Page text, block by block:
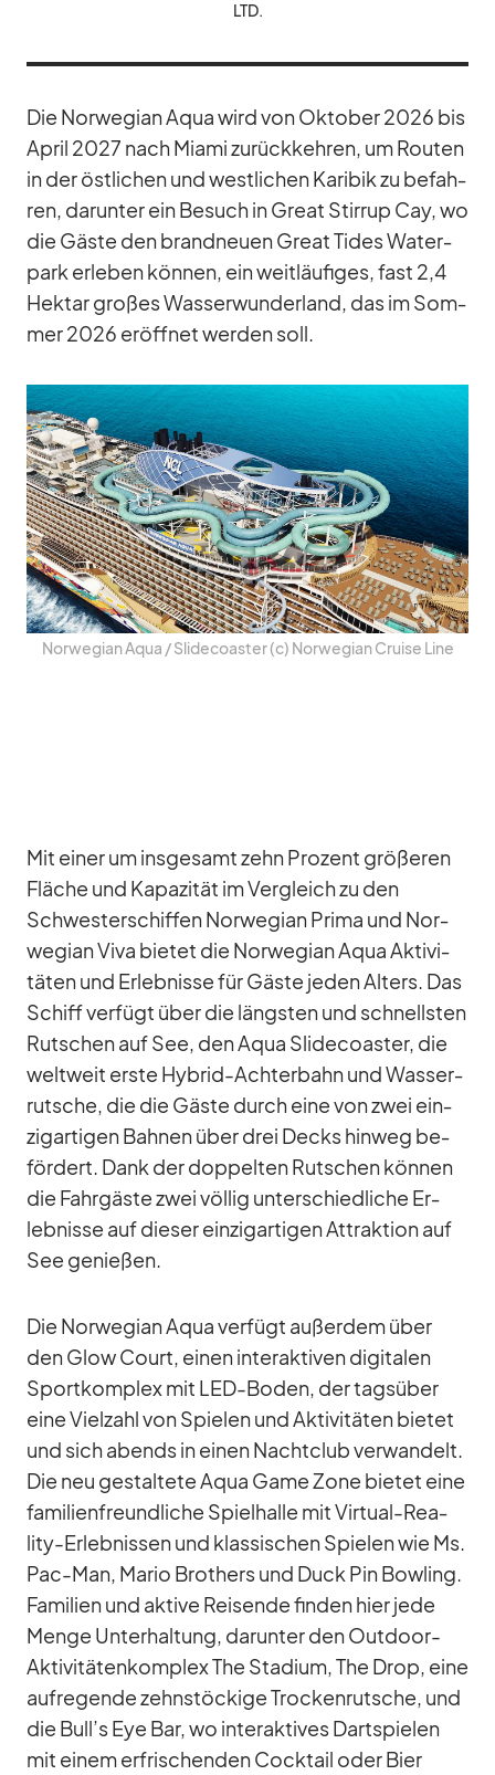
LTD.
Die Nor­we­gian Aqua wird von Ok­to­ber 2026 bis
April 2027 nach Mi­ami zu­rück­keh­ren, um Rou­ten
in der öst­li­chen und west­li­chen Ka­ri­bik zu be­fah­
ren, dar­un­ter ein Be­such in Great Stir­rup Cay, wo
die Gäste den brand­neuen Great Ti­des Wa­ter­
park er­le­ben kön­nen, ein weit­läu­fi­ges, fast 2,4
Hektar gro­ßes Was­ser­wun­der­land, das im Som­
mer 2026 er­öff­net wer­den soll.
Nor­we­gian Aqua /​ Slide­co­as­ter (c) Nor­we­gian Cruise Line
Mit ei­ner um ins­ge­samt zehn Pro­zent grö­ße­ren
Flä­che und Ka­pa­zi­tät im Ver­gleich zu den
Schwes­ter­schif­fen Nor­we­gian Prima und Nor­
we­gian Viva bie­tet die Nor­we­gian Aqua Ak­ti­vi­
tä­ten und Er­leb­nisse für Gäste je­den Al­ters. Das
Schiff ver­fügt über die längs­ten und schnells­ten
Rut­schen auf See, den Aqua Slide­co­as­ter, die
welt­weit erste Hy­brid-Ach­ter­bahn und Was­ser­
rut­sche, die die Gäste durch eine von zwei ein­
zig­ar­ti­gen Bah­nen über drei Decks hin­weg be­
för­dert. Dank der dop­pel­ten Rut­schen kön­nen
die Fahr­gäste zwei völ­lig un­ter­schied­li­che Er­
leb­nisse auf die­ser ein­zig­ar­ti­gen At­trak­tion auf
See ge­nie­ßen.
Die Nor­we­gian Aqua ver­fügt au­ßer­dem über
den Glow Court, ei­nen in­ter­ak­ti­ven di­gi­ta­len
Sport­kom­plex mit LED-Bo­den, der tags­über
eine Viel­zahl von Spie­len und Ak­ti­vi­tä­ten bie­tet
und sich abends in ei­nen Nacht­club ver­wan­delt.
Die neu ge­stal­tete Aqua Game Zone bie­tet eine
fa­mi­li­en­freund­li­che Spiel­halle mit Vir­tual-Rea­
lity-Er­leb­nis­sen und klas­si­schen Spie­len wie Ms.
Pac-Man, Ma­rio Brot­hers und Duck Pin Bow­ling.
Fa­mi­lien und ak­tive Rei­sende fin­den hier jede
Menge Un­ter­hal­tung, dar­un­ter den Out­door-
Ak­ti­vi­tä­ten­kom­plex The Sta­dium, The Drop, eine
auf­re­gende zehn­stö­ckige Tro­cken­rut­sche, und
die Bull’s Eye Bar, wo in­ter­ak­ti­ves Dart­spie­len
mit ei­nem er­fri­schen­den Cock­tail oder Bier